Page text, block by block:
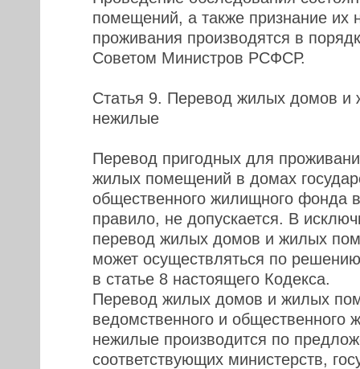
помещений, а также признание их
проживания производятся в
Советом Министров РСФСР.
Статья 9. Перевод жилых домов
нежилые
Перевод пригодных для
жилых помещений в домах
общественного жилищного фонда
правило, не допускается. В
перевод жилых домов и жилых
может осуществляться по
в статье 8 настоящего Кодекса.
Перевод жилых домов и жилых
ведомственного и общественного
нежилые производится по
соответствующих министерств,